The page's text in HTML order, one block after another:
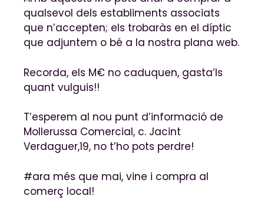
qualsevol dels establiments associats
que n’accepten; els trobaràs en el díptic
que adjuntem o bé a la nostra plana web.
Recorda, els M€ no caduquen, gasta’ls
quant vulguis!!
T’esperem al nou punt d’informació de
Mollerussa Comercial, c. Jacint
Verdaguer,19, no t’ho pots perdre!
#ara més que mai, vine i compra al
comerç local!